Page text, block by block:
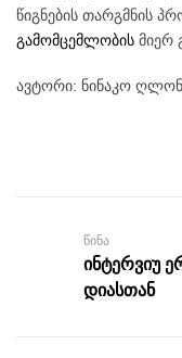
წიგნების თარგმნის
გამომცემლობის მიერ
ავტორი: ნინაკო
ᲬᲘᲜᲐ
ინტერვიუ
დიასთან